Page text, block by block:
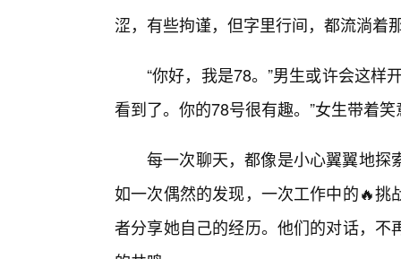
涩，有些拘谨，但字里行间，都流淌着
“你好，我是78。”男生或许会这样
看到了。你的78号很有趣。”女生带着
每一次聊天，都像是小心翼翼地探
如一次偶然的发现，一次工作中的🔥
者分享她自己的经历。他们的对话，